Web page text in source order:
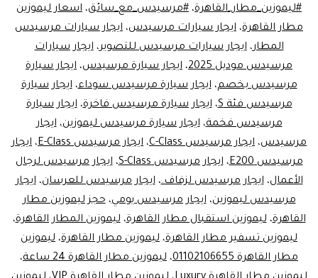
#ليموزين_مطار_القاهرة، #مرسيدس_مع_سائق، اسعار ليموزين
مطار القاهرة، ايجار سيارات مرسيدس، ايجار سيارات مرسيدس
المطار،ايجار سيارات مرسيدس للتصوير،ايجار سيارات
مرسيدس موديل 2025
، ايجار سيارة مرسيدس، ايجار سيارة
مرسيدس بخصم،ايجار سيارة مرسيدس سوداء،ايجار سيارة
مرسيدس فئة S ،ايجار سيارة مرسيدس فاخرة،ايجار سيارة
مرسيدس فخمة،ايجار سيارة مرسيدس ليموزين،ايجار
مرسيدس، ايجار مرسيدس C-Class ، ايجار مرسيدس E-Class ، ايجار
مرسيدس E200
،ايجار مرسيدس S-Class ،ايجار مرسيدس لرجال
الأعمال،ايجار مرسيدس لزفاف.،ايجار مرسيدس للعرسان،ايجار
مرسيدس ليموزين،ايجار مرسيدس يومي،حجز ليموزين مطار
القاهرة،ليموزين استقبال مطار القاهرة،ليموزين المطار القاهرة،
ليموزين تسفير مطار القاهرة، ليموزين مطار القاهرة، ليموزين
مطار القاهرة 01102106655
، ليموزين مطار القاهرة 24 ساعة
،